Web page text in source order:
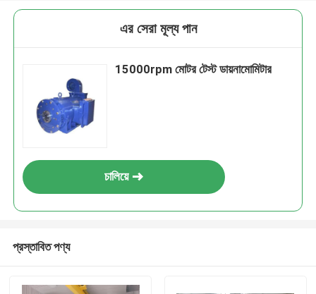
এর সেরা মূল্য পান
15000rpm মোটর টেস্ট ডায়নামোমিটার
চালিয়ে
প্রস্তাবিত পণ্য